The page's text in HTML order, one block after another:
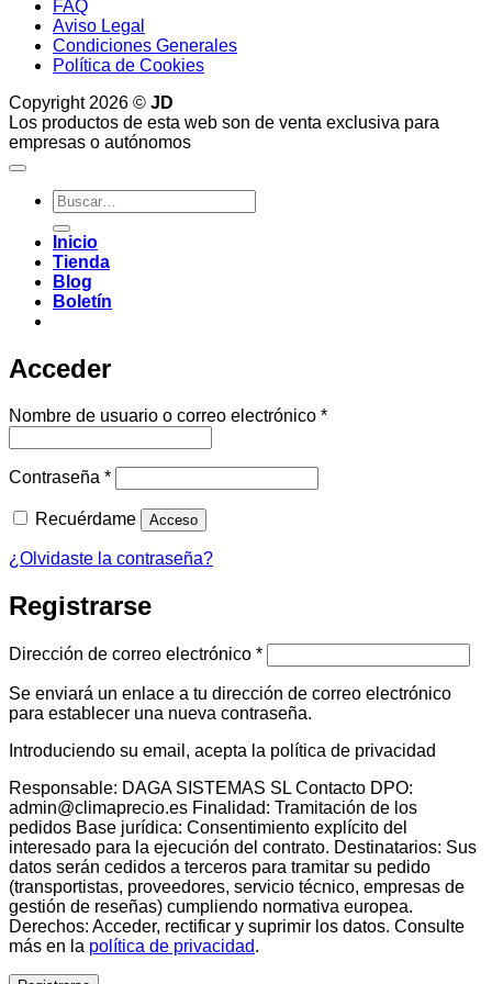
FAQ
Aviso Legal
Condiciones Generales
Política de Cookies
Copyright 2026 © JD
Los productos de esta web son de venta exclusiva para
empresas o autónomos
Buscar
por:
Inicio
Tienda
Blog
Boletín
Acceder
Nombre de usuario o correo electrónico *Obligatorio
Contraseña *Obligatorio
Recuérdame Acceso
¿Olvidaste la contraseña?
Registrarse
Dirección de correo electrónico *Obligatorio
Se enviará un enlace a tu dirección de correo electrónico
para establecer una nueva contraseña.
Introduciendo su email, acepta la política de privacidad
Responsable: DAGA SISTEMAS SL Contacto DPO:
admin@climaprecio.es Finalidad: Tramitación de los
pedidos Base jurídica: Consentimiento explícito del
interesado para la ejecución del contrato. Destinatarios: Sus
datos serán cedidos a terceros para tramitar su pedido
(transportistas, proveedores, servicio técnico, empresas de
gestión de reseñas) cumpliendo normativa europea.
Derechos: Acceder, rectificar y suprimir los datos. Consulte
más en la política de privacidad.